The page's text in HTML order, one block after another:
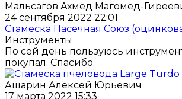
Мальсагов Ахмед Магомед-
24 сентября 2022 22:01
Стамеска Пасечная Союз
Инструменты
По сей день пользуюсь
покупал. Спасибо.
Ашарин Алексей Юрьевич
17 марта 2022 15:33